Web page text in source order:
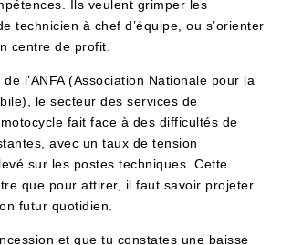
Ils veulent grimper les
technicien à chef d’équipe, ou s’orienter
centre de profit.
l’ANFA (Association Nationale pour la
le secteur des services de
fait face à des difficultés de
avec un taux de tension
sur les postes techniques. Cette
que pour attirer, il faut savoir projeter
futur quotidien.
et que tu constates une baisse